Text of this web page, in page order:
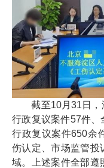
截至10月31日，
行政复议案件57件
行政复议案件650余
伤认定、市场监管投
域。上述案件全部遵